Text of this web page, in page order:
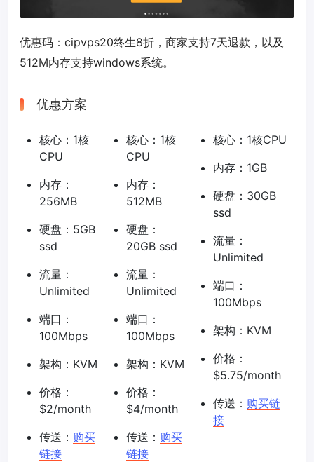
优惠码： cipvps20终生8折，商家支持7天退款，以及
512M内存支持windows系统。
优惠方案
核心：1核
CPU
内存：
256MB
硬盘：5GB
ssd
流量：
Unlimited
端口：
100Mbps
架构：KVM
价格：
$2/month
传送： 购买
链接
核心：1核
CPU
内存：
512MB
硬盘：
20GB ssd
流量：
Unlimited
端口：
100Mbps
架构：KVM
价格：
$4/month
传送： 购买
链接
核心：1核CPU
内存：1GB
硬盘：30GB
ssd
流量：
Unlimited
端口：
100Mbps
架构：KVM
价格：
$5.75/month
传送： 购买链
接